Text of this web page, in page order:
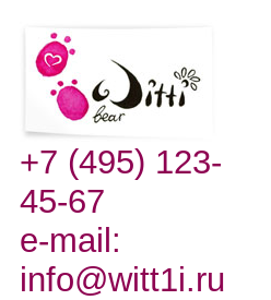
+7 (495) 123-
45-67
e-mail:
info@witt1i.ru